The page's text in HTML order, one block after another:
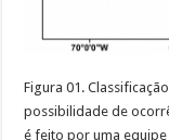
Figura 01.
possibilidade de
é feito por uma